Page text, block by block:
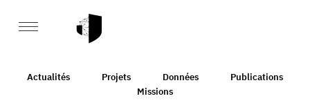
Actualités Projets Données
Publications
Missions